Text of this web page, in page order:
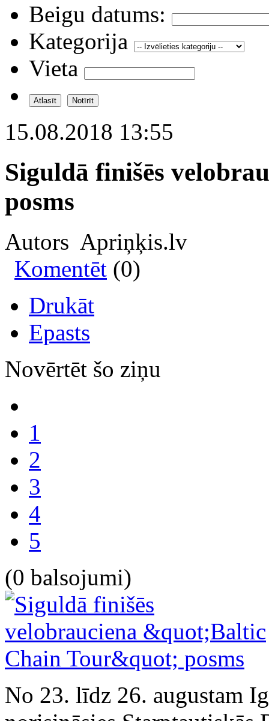
Beigu datums:
Kategorija
Vieta
15.08.2018 13:55
Siguldā finišēs
posms
Autors Apriņķis.lv
Komentēt (0)
Drukāt
Epasts
Novērtēt šo ziņu
1
2
3
4
5
(0 balsojumi)
No 23. līdz 26. augustam